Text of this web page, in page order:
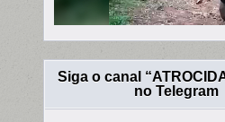
Siga o canal
no Telegram